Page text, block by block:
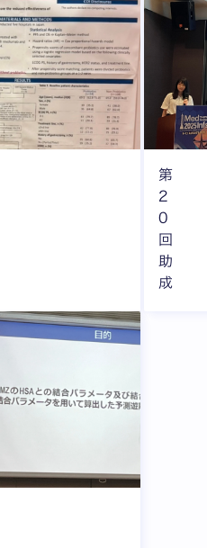
第
2
0
回
助
成